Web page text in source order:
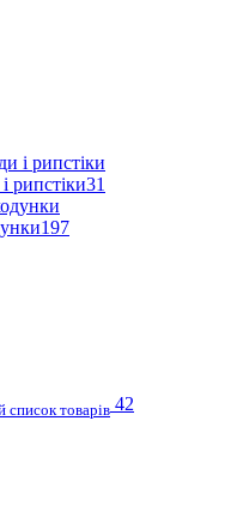
рипстіки31
197
список товарів 42